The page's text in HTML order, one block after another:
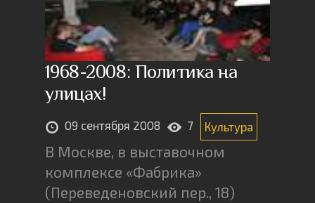
1968-2008: Политика на
улицах!
09 сентября 2008 7 Культура
В Москве, в выставочном
комплексе «Фабрика»
(Переведеновский пер., 18)